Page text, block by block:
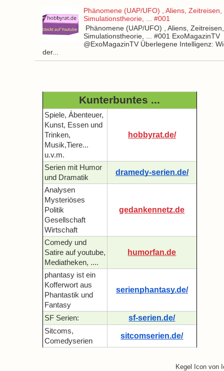
Phänomene (UAP/UFO) , Aliens, Zeitreisen,
Simulationstheorie, ... #001
Phänomene (UAP/UFO) , Aliens, Zeitreisen,
Simulationstheorie, ... #001 ExoMagazinTV
@ExoMagazinTV Überlegene Intelligenz:
der...
Kunterbuntes ...
Spiele, Ábenteuer,
Kunst, Essen und
Trinken,
Musik,Tiere...
u.v.m.
hobbyrat.de/
Serien mit Humor
und Dramatik
dramedy-serien.de/
Analysen
Mysteriöses
Politik
Gesellschaft
Wirtschaft
gedankennetz.de
Comedy und
Satire auf youtube,
Mediatheken, ....
humorfan.de
phantasy ist ein
Kofferwort aus
Phantastik und
Fantasy
serienphantasy.de/
SF Serien: sf-serien.de/
Sitcoms,
Comedyserien
sitcomserien.de/
Kegel Icon von